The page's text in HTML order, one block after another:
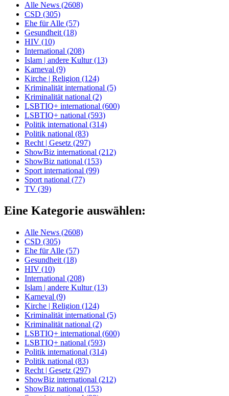
Alle News (2608)
CSD (305)
Ehe für Alle (57)
Gesundheit (18)
HIV (10)
International (208)
Islam | andere Kultur (13)
Karneval (9)
Kirche | Religion (124)
Kriminalität international (5)
Kriminalität national (2)
LSBTIQ+ international (600)
LSBTIQ+ national (593)
Politik international (314)
Politik national (83)
Recht | Gesetz (297)
ShowBiz international (212)
ShowBiz national (153)
Sport international (99)
Sport national (77)
TV (39)
Eine Kategorie auswählen:
Alle News (2608)
CSD (305)
Ehe für Alle (57)
Gesundheit (18)
HIV (10)
International (208)
Islam | andere Kultur (13)
Karneval (9)
Kirche | Religion (124)
Kriminalität international (5)
Kriminalität national (2)
LSBTIQ+ international (600)
LSBTIQ+ national (593)
Politik international (314)
Politik national (83)
Recht | Gesetz (297)
ShowBiz international (212)
ShowBiz national (153)